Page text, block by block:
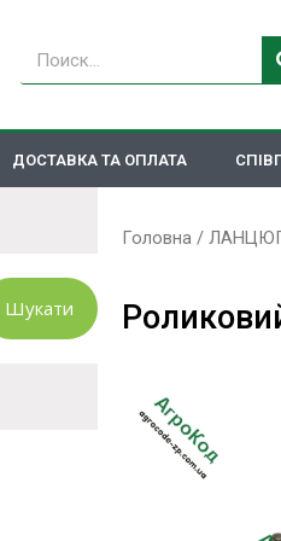
Пошук
ДОСТАВКА ТА ОПЛАТА
Шукати
Головна/